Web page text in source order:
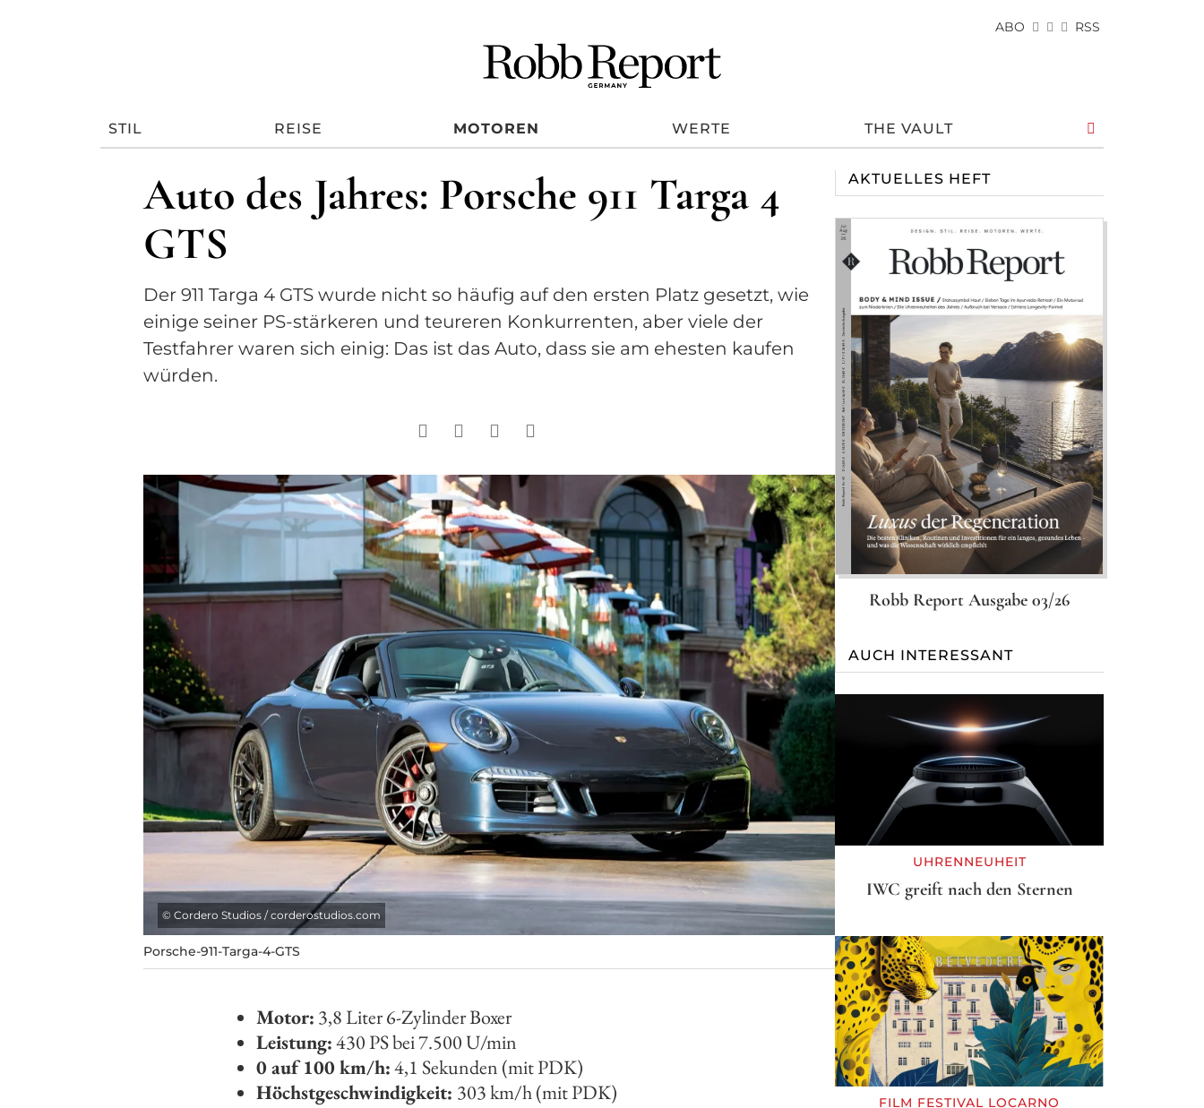
ABO RSS
STIL REISE MOTOREN WERTE THE VAULT
AKTUELLES HEFT
Robb Report Ausgabe 03/26
AUCH INTERESSANT
UHRENNEUHEIT
IWC greift nach den Sternen
FILM FESTIVAL LOCARNO
Auto des Jahres: Porsche 911 Targa 4
GTS
Der 911 Targa 4 GTS wurde nicht so häufig auf den ersten Platz gesetzt, wie
einige seiner PS-stärkeren und teureren Konkurrenten, aber viele der
Testfahrer waren sich einig: Das ist das Auto, dass sie am ehesten kaufen
würden.
© Cordero Studios / corderostudios.com
Porsche-911-Targa-4-GTS
Motor: 3,8 Liter 6-Zylinder Boxer
Leistung:430 PS bei 7.500 U/min
0 auf 100 km/h:4,1 Sekunden (mit PDK)
Höchstgeschwindigkeit: 303 km/h (mit PDK)